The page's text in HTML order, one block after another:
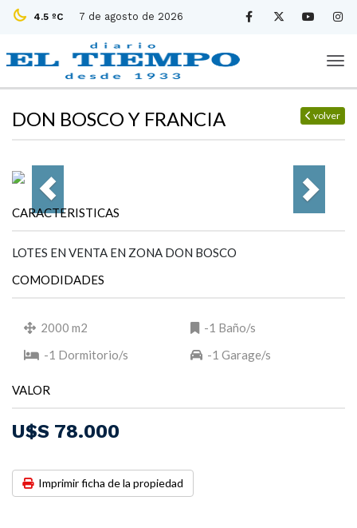
4.5 ºC 7 de agosto de 2026
volver
DON BOSCO Y FRANCIA
CARACTERISTICAS
LOTES EN VENTA EN ZONA DON BOSCO
COMODIDADES
2000 m2
-1 Baño/s
-1 Dormitorio/s
-1 Garage/s
VALOR
U$S 78.000
Imprimir ficha de la propiedad